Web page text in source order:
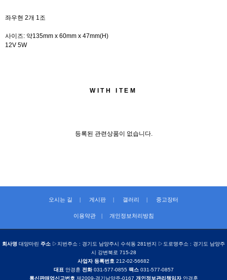
WITH ITEM
등록된 관련상품이 없습니다.
오시는 길 게시판 갤러리 중고장터
이용약관 개인정보처리방침
회사명 대양마린 주소 ▷지번주소 : 경기도 남양주시 수석동 281번지 ▷도로명주소 : 경기도 남양주
시 강변북로 715-28
사업자 등록번호 212-02-56682
대표안경훈 전화031-577-0855 팩스031-577-0857
통신판매업신고번호제2009-경기남양주-0167 개인정보관리책임자안경훈